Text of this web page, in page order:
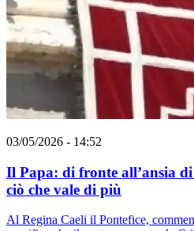
03/05/2026 - 14:52
Il Papa: di fronte all’ansia
ciò che vale di più
Al Regina Caeli il Pontefice,